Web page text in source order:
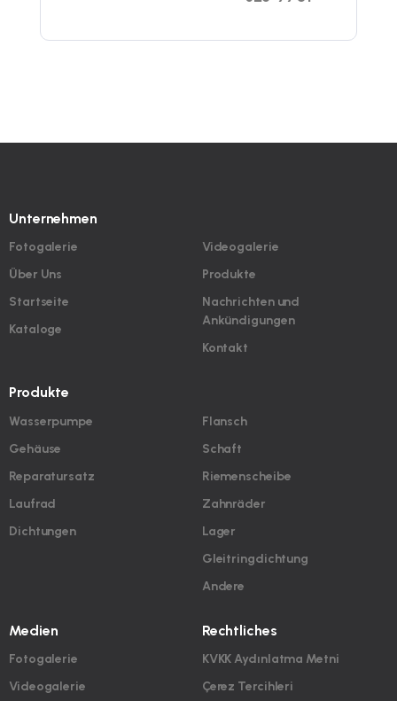
Unternehmen
Fotogalerie
Über Uns
Startseite
Kataloge
Videogalerie
Produkte
Nachrichten und
Ankündigungen
Kontakt
Produkte
Wasserpumpe
Gehäuse
Reparatursatz
Laufrad
Dichtungen
Flansch
Schaft
Riemenscheibe
Zahnräder
Lager
Gleitringdichtung
Andere
Medien
Fotogalerie
Videogalerie
Rechtliches
KVKK Aydınlatma Metni
Çerez Tercihleri